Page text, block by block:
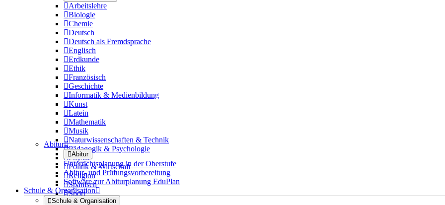
Arbeitslehre
Biologie
Chemie
Deutsch
Deutsch als Fremdsprache
Englisch
Erdkunde
Ethik
Französisch
Geschichte
Informatik & Medienbildung
Kunst
Latein
Mathematik
Musik
Naturwissenschaften & Technik
Pädagogik & Psychologie
Physik
Politik & Wirtschaft
Religion
Spanisch
Sport
Abitur
Abitur
Unterrichtsplanung in der Oberstufe
Abitur- und Prüfungsvorbereitung
Software zur Abiturplanung EduPlan
Schule & Organisation
Schule & Organisation